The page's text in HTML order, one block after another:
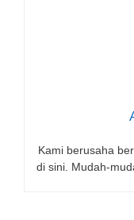
Kami berusaha
di sini. Mudah-